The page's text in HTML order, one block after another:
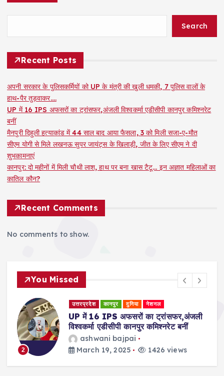
Search
Recent Posts
अपनी सरकार के पुलिसकर्मियों को UP के मंत्री की खुली धमकी, 7 पुलिस वालों के
हाथ-पैर तुड़वाकर….
UP में 16 IPS अफसरों का ट्रांसफर,अंजली विश्वकर्मा एडीसीपी कानपुर कमिश्नरेट
बनीं
मैनपुरी दिहुली हत्याकांड में 44 साल बाद आया फैसला, 3 को मिली सजा-ए-मौत
सीएम योगी से मिले लखनऊ सुपर जायंट्स के खिलाड़ी, जीत के लिए सीएम ने दी
शुभकामनाएं
कानपुर: दो महीनों में मिली चौथी लाश, हाथ पर बना खास टैटू… इन अज्ञात महिलाओं का
कातिल कौन?
Recent Comments
No comments to show.
You Missed
2
उत्तरप्रदेश कानपुर दुनिया नेशनल
UP में 16 IPS अफसरों का ट्रांसफर,अंजली
विश्वकर्मा एडीसीपी कानपुर कमिश्नरेट बनीं
ashwani bajpai
March 19, 2025
1426 views